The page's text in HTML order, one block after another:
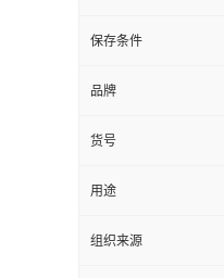
保存条件
品牌
货号
用途
组织来源